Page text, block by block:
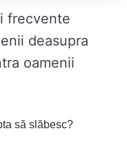
frecvente
deasupra
oamenii
să slăbesc?